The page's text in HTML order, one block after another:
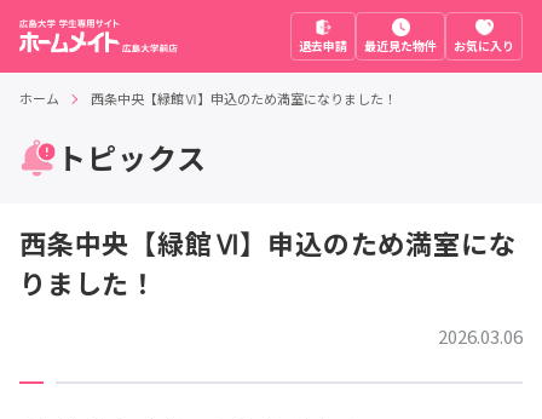
退去申請 最近見た物件 お気に入り
ホーム 西条中央【緑館Ⅵ】申込のため満室になりました！
トピックス
西条中央【緑館Ⅵ】申込のため満室にな
りました！
2026.03.06